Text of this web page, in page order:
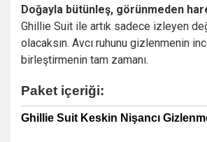
Doğayla bütünleş, görünmeden
Ghillie Suit ile artık sadece izleyen
olacaksın. Avcı ruhunu gizlenmenin
birleştirmenin tam zamanı.
Paket içeriği:
Ghillie Suit Keskin Nişancı